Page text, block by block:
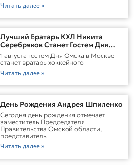
Читать далее »
Лучший Вратарь КХЛ Никита
Серебряков Станет Гостем Дня
Омска В Москве
1 августа гостем Дня Омска в Москве
станет вратарь хоккейного
Читать далее »
День Рождения Андрея Шпиленко
Cегодня день рождения отмечает
заместитель Председателя
Правительства Омской области,
представитель
Читать далее »